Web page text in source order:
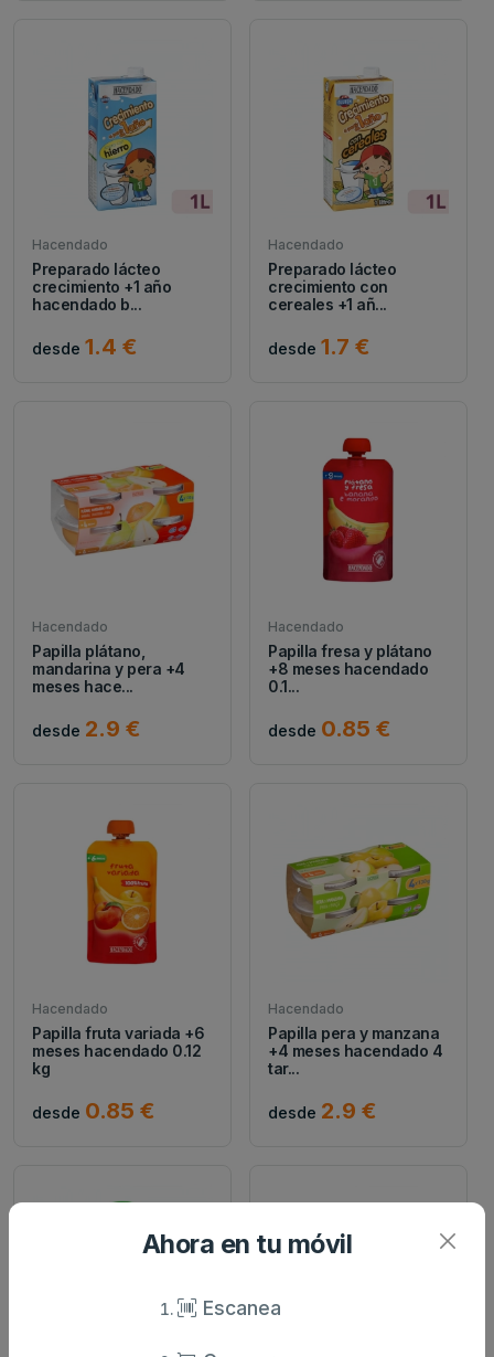
Hacendado
Preparado lácteo
crecimiento +1 año
hacendado b...
desde 1.4 €
Hacendado
Preparado lácteo
crecimiento con
cereales +1 añ...
desde 1.7 €
Hacendado
Papilla plátano,
mandarina y pera +4
meses hace...
desde 2.9 €
Hacendado
Papilla fresa y plátano
+8 meses hacendado
0.1...
desde 0.85 €
Hacendado
Papilla fruta variada +6
meses hacendado 0.12
kg
desde 0.85 €
Hacendado
Papilla pera y manzana
+4 meses hacendado 4
tar...
desde 2.9 €
Ahora en tu móvil
Escanea